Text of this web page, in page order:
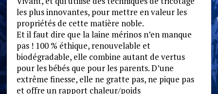
les plus innovantes, pour mettre en valeur les
propriétés de cette matière noble.
Et il faut dire que la laine mérinos n’en manque
pas ! 100 % éthique, renouvelable et
biodégradable, elle combine autant de vertus
pour les bébés que pour les parents. D’une
extrême finesse, elle ne gratte pas, ne pique pas
et offre un rapport chaleur/poids